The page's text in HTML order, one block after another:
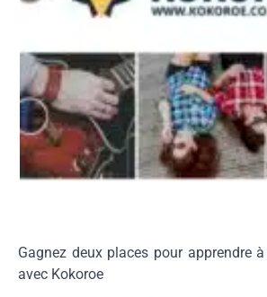
Gagnez deux places pour apprendre
avec Kokoroe